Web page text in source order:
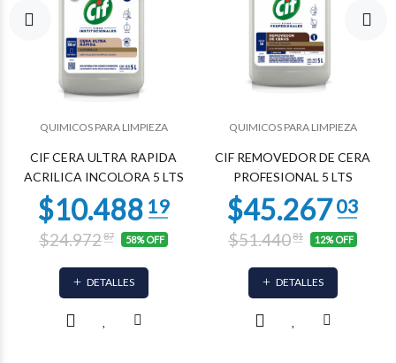
QUIMICOS PARA LIMPIEZA
CIF CERA ULTRA RAPIDA
ACRILICA INCOLORA 5 LTS
$24.97287 58% OFF
DETALLES
QUIMICOS PARA LIMPIEZA
CIF REMOVEDOR DE CERA
PROFESIONAL 5 LTS
$51.44081 12% OFF
DETALLES